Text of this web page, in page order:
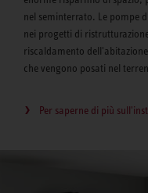
nel seminterrato. Le pompe
nei progetti di
riscaldamento
che vengono posati nel
Per saperne di più